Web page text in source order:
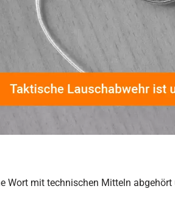
mit technischen Mitteln